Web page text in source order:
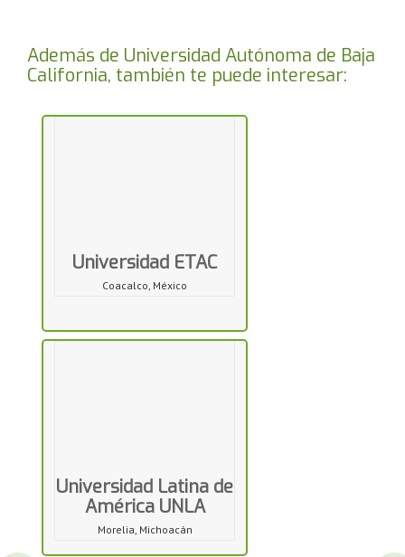
Además de Universidad Autónoma de Baja
California, también te puede interesar:
Universidad ETAC
Coacalco, México
Universidad Latina de
América UNLA
Morelia, Michoacán